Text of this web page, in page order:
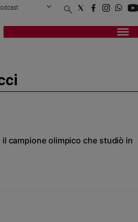
il campione olimpico che studiò in